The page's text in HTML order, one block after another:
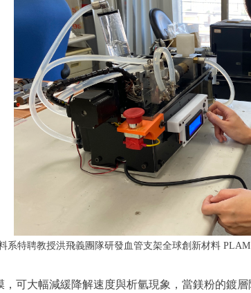
系特聘教授洪飛義團隊研發血管支架全球創新材料
，可大幅減緩降解速度與析氫現象，當鎂粉的鍍